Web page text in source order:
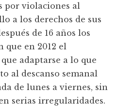
por violaciones al
a los derechos de sus
de 16 años los
que en 2012 el
adaptarse a lo que
al descanso semanal
de lunes a viernes, sin
serias irregularidades.